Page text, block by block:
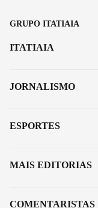
GRUPO ITATIAIA
ITATIAIA
JORNALISMO
ESPORTES
MAIS EDITORIAS
COMENTARISTAS